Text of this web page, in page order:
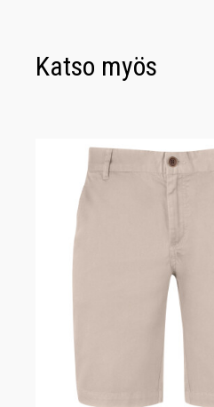
Katso myös